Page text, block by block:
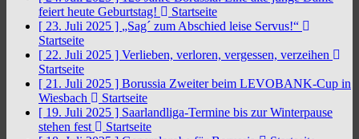
feiert heute Geburtstag!
Startseite
[ 23. Juli 2025 ] „Sag´ zum Abschied leise Servus!“
Startseite
[ 22. Juli 2025 ] Verlieben, verloren, vergessen, verzeihen
Startseite
[ 21. Juli 2025 ] Borussia Zweiter beim LEVOBANK-Cup in
Wiesbach
Startseite
[ 19. Juli 2025 ] Saarlandliga-Termine bis zur Winterpause
stehen fest
Startseite